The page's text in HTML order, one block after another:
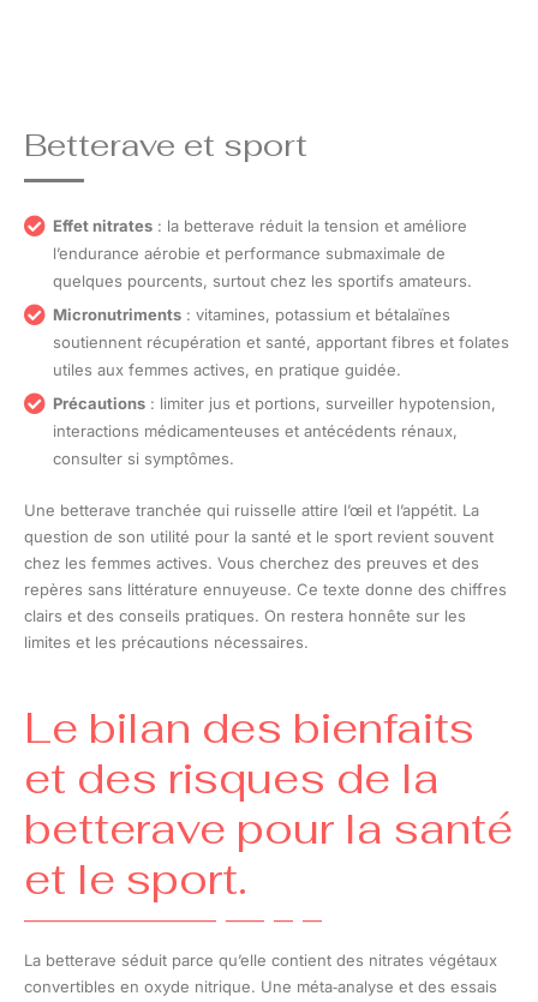
Betterave et sport
Effet nitrates : la betterave réduit la tension et améliore
l’endurance aérobie et performance submaximale de
quelques pourcents, surtout chez les sportifs amateurs.
Micronutriments : vitamines, potassium et bétalaïnes
soutiennent récupération et santé, apportant fibres et folates
utiles aux femmes actives, en pratique guidée.
Précautions : limiter jus et portions, surveiller hypotension,
interactions médicamenteuses et antécédents rénaux,
consulter si symptômes.
Une betterave tranchée qui ruisselle attire l’œil et l’appétit. La
question de son utilité pour la santé et le sport revient souvent
chez les femmes actives. Vous cherchez des preuves et des
repères sans littérature ennuyeuse. Ce texte donne des chiffres
clairs et des conseils pratiques. On restera honnête sur les
limites et les précautions nécessaires.
Le bilan des bienfaits
et des risques de la
betterave pour la santé
et le sport.
La betterave séduit parce qu’elle contient des nitrates végétaux
convertibles en oxyde nitrique. Une méta‑analyse et des essais